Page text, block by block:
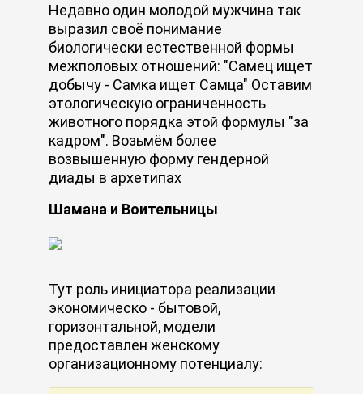
Недавно один молодой мужчина так
выразил своё понимание
биологически естественной формы
межполовых отношений: "Самец ищет
добычу - Самка ищет Самца" Оставим
этологическую ограниченность
животного порядка этой формулы "за
кадром". Возьмём более
возвышенную форму гендерной
диады в архетипах
Шамана и Воительницы
Тут роль инициатора реализации
экономическо - бытовой,
горизонтальной, модели
предоставлен женскому
организационному потенциалу: